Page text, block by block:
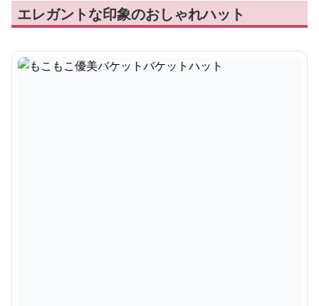
エレガントな印象のおしゃれハット